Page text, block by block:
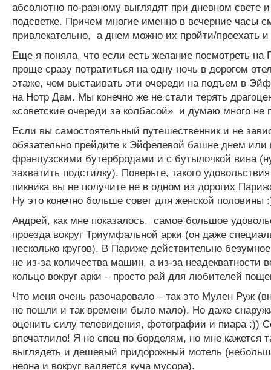
абсолютно по-разному выглядят при дневном свете
подсветке. Причем многие именно в вечерние часы
привлекательно, а днем можно их пройти/проехать и
Еще я поняла, что если есть желание посмотреть на
проще сразу потратиться на одну ночь в дорогом
этаже, чем выстаивать эти очереди на подъем в
на Нотр Дам. Мы конечно же не стали терять
«советские очереди за колбасой» и думаю много не
Если вы самостоятельный путешественник и не
обязательно прейдите к Эйфелевой башне днем или
французскими бутербродами и с бутылочкой вина
захватить подстилку). Поверьте, такого удовольствия
пикника вы не получите не в одном из дорогих
Ну это конечно больше совет для женской половины
Андрей, как мне показалось, самое большое
проезда вокруг Триумфальной арки (он даже
несколько кругов). В Париже действительно
не из-за количества машин, а из-за неадекватности
кольцо вокруг арки – просто рай для любителей
Что меня очень разочаровало – так это Мулен Руж
не пошли и так времени было мало). Но даже
оценить силу телевидения, фотографии и пиара :))
впечатлило! Я не спец по борделям, но мне кажется
выглядеть и дешевый придорожный мотель
неона и вокруг валяется куча мусора).